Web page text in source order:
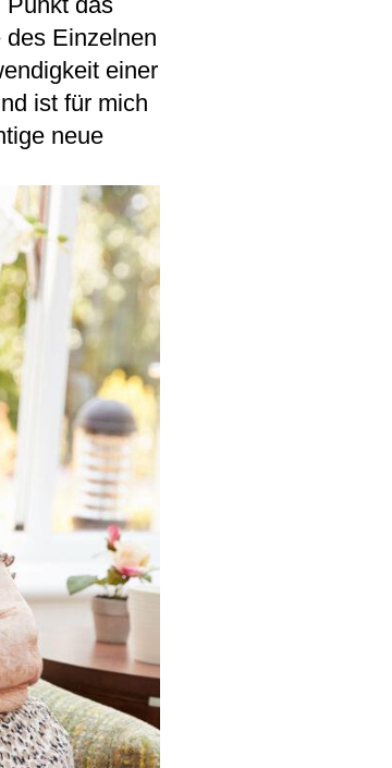
Einzelnen
einer
ist für mich
neue